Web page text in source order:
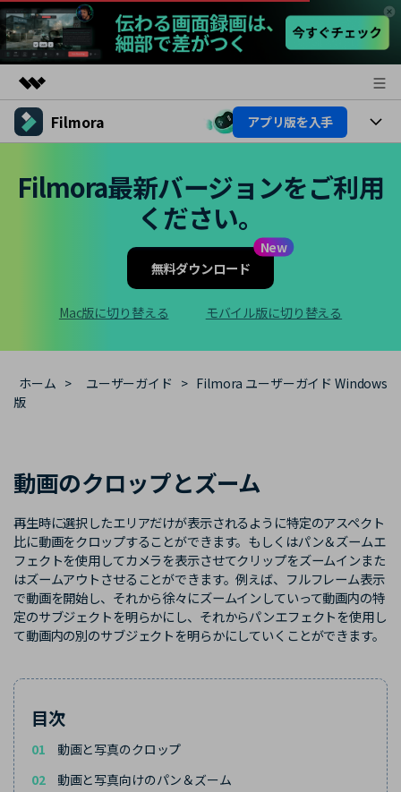
製品
ユーティリティ
概要
Filmora アプリ版を入手
動画編集関連知識
動画編集のコツ
サポート
サポート
検索
Filmora最新バージョンをご利用
ください。
New
無料ダウンロード
Mac版に切り替える モバイル版に切り替える
ホーム > ユーザーガイド > Filmora ユーザーガイド Windows
版
動画のクロップとズーム
再生時に選択したエリアだけが表示されるように特定のアスペクト
比に動画をクロップすることができます。もしくはパン＆ズームエ
フェクトを使用してカメラを表示させてクリップをズームインまた
はズームアウトさせることができます。例えば、フルフレーム表示
で動画を開始し、それから徐々にズームインしていって動画内の特
定のサブジェクトを明らかにし、それからパンエフェクトを使用し
て動画内の別のサブジェクトを明らかにしていくことができます。
目次
01
動画と写真のクロップ
02
動画と写真向けのパン＆ズーム